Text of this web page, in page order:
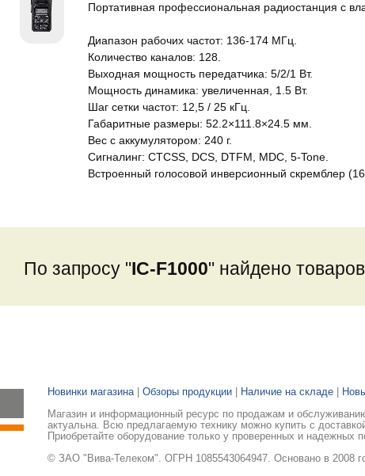
Портативная профессиональная радиостанция с
Диапазон рабочих частот: 136-174 МГц.
Количество каналов: 128.
Выходная мощность передатчика: 5/2/1 Вт.
Мощность динамика: увеличенная, 1.5 Вт.
Шаг сетки частот: 12,5 / 25 кГц.
Габаритные размеры: 52.2×111.8×24.5 мм.
Вес с аккумулятором: 240 г.
Сигналинг: CTCSS, DCS, DTFM, MDC, 5-Tone.
Встроенный голосовой инверсионный скремблер (16
По запросу "IC-F1000" найдено
Новинки магазина Обзоры продукции Наличие на складе
Магазин и информационный ресурс по продажам и
актуальна. Всю предлагаемую технику можно купить с
Приобретайте оборудование только у проверенных и надежных
© ЗАО "Вива-Телеком". ОГРН 1085543064947. Основано в 2008